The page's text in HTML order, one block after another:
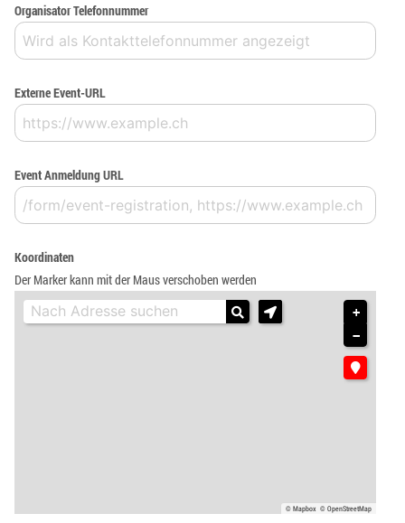
Organisator Telefonnummer
Externe Event-URL
Event Anmeldung URL
Koordinaten
Der Marker kann mit der Maus verschoben werden
+
−
© Mapbox © OpenStreetMap